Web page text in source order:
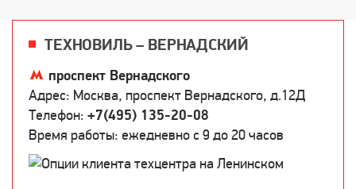
ТЕХНОВИЛЬ – ВЕРНАДСКИЙ
проспект Вернадского
Адрес: Москва, проспект Вернадского, д.12Д
Телефон: +7(495) 135-20-08
Время работы: ежедневно c 9 до 20 часов